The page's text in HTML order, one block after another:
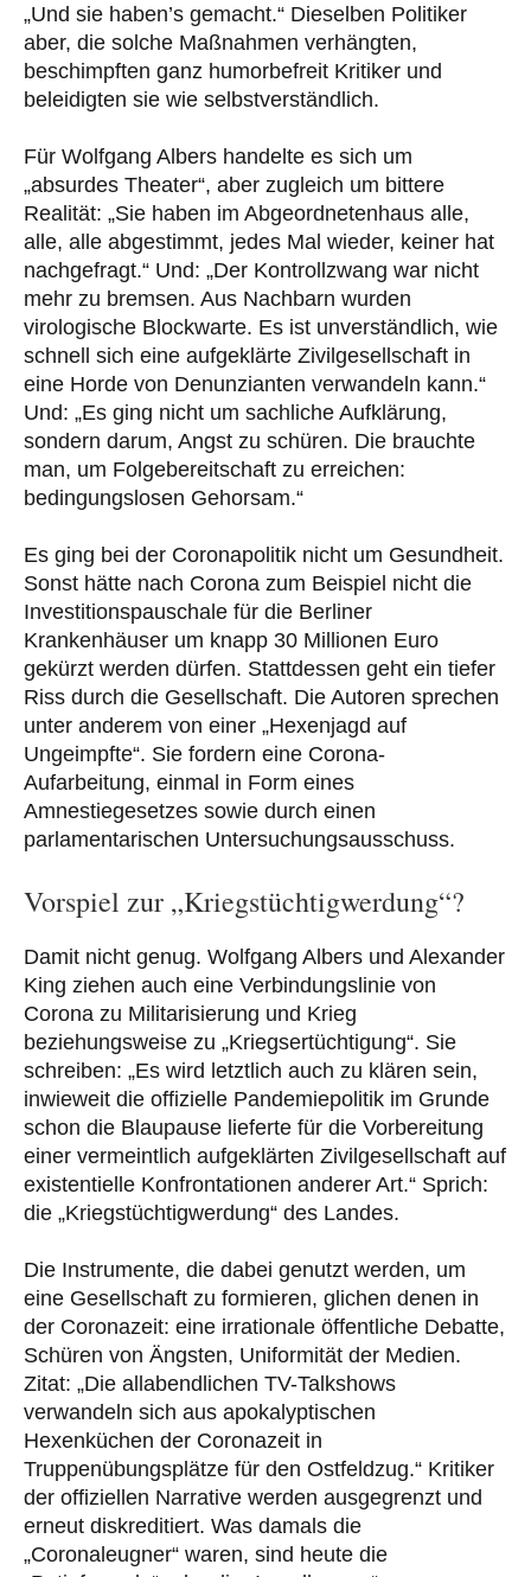
„Und sie haben’s gemacht.“ Dieselben Politiker
aber, die solche Maßnahmen verhängten,
beschimpften ganz humorbefreit Kritiker und
beleidigten sie wie selbstverständlich.
Für Wolfgang Albers handelte es sich um
„absurdes Theater“, aber zugleich um bittere
Realität: „Sie haben im Abgeordnetenhaus alle,
alle, alle abgestimmt, jedes Mal wieder, keiner hat
nachgefragt.“ Und: „Der Kontrollzwang war nicht
mehr zu bremsen. Aus Nachbarn wurden
virologische Blockwarte. Es ist unverständlich, wie
schnell sich eine aufgeklärte Zivilgesellschaft in
eine Horde von Denunzianten verwandeln kann.“
Und: „Es ging nicht um sachliche Aufklärung,
sondern darum, Angst zu schüren. Die brauchte
man, um Folgebereitschaft zu erreichen:
bedingungslosen Gehorsam.“
Es ging bei der Coronapolitik nicht um Gesundheit.
Sonst hätte nach Corona zum Beispiel nicht die
Investitionspauschale für die Berliner
Krankenhäuser um knapp 30 Millionen Euro
gekürzt werden dürfen. Stattdessen geht ein tiefer
Riss durch die Gesellschaft. Die Autoren sprechen
unter anderem von einer „Hexenjagd auf
Ungeimpfte“. Sie fordern eine Corona-
Aufarbeitung, einmal in Form eines
Amnestiegesetzes sowie durch einen
parlamentarischen Untersuchungsausschuss.
Vorspiel zur „Kriegstüchtigwerdung“?
Damit nicht genug. Wolfgang Albers und Alexander
King ziehen auch eine Verbindungslinie von
Corona zu Militarisierung und Krieg
beziehungsweise zu „Kriegsertüchtigung“. Sie
schreiben: „Es wird letztlich auch zu klären sein,
inwieweit die offizielle Pandemiepolitik im Grunde
schon die Blaupause lieferte für die Vorbereitung
einer vermeintlich aufgeklärten Zivilgesellschaft auf
existentielle Konfrontationen anderer Art.“ Sprich:
die „Kriegstüchtigwerdung“ des Landes.
Die Instrumente, die dabei genutzt werden, um
eine Gesellschaft zu formieren, glichen denen in
der Coronazeit: eine irrationale öffentliche Debatte,
Schüren von Ängsten, Uniformität der Medien.
Zitat: „Die allabendlichen TV-Talkshows
verwandeln sich aus apokalyptischen
Hexenküchen der Coronazeit in
Truppenübungsplätze für den Ostfeldzug.“ Kritiker
der offiziellen Narrative werden ausgegrenzt und
erneut diskreditiert. Was damals die
„Coronaleugner“ waren, sind heute die